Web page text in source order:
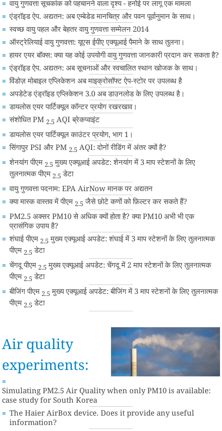
वायु गुणवत्ता सूचकांक को पहचानने वाला दृश्य - हनोई पर लागू एक मामला
एंड्रॉइड ऐप. अद्यतन: अब एम्बेडेड मानचित्र और पवन पूर्वानुमान के साथ।
स्वच्छ वायु पहल और बेहतर वायु गुणवत्ता सम्मेलन 2014
ऑस्ट्रेलियाई वायु गुणवत्ता: यूएस ईपीए एक्यूआई पैमाने के साथ तुलना।
हायर एयर बॉक्स: क्या यह कोई उपयोगी वायु गुणवत्ता जानकारी प्रदान कर सकता है?
एंड्रॉइड ऐप. अद्यतन: अब सूचनाओं और स्वचालित स्थान खोजक के साथ।
विंडोज़ मोबाइल एप्लिकेशन अब माइक्रोसॉफ्ट ऐप-स्टोर पर उपलब्ध है
अपडेटेड एंड्रॉइड एप्लिकेशन 3.0 अब डाउनलोड के लिए उपलब्ध है।
डायलोस एयर पार्टिक्यूल कॉन्टर प्रयोग रखरखाव।
संशोधित PM 2.5 AQI ब्रेकप्वाइंट
डायलोस एयर पार्टिक्यूल काउंटर प्रयोग, भाग 1।
सिंगापुर PSI और PM 2.5 AQI: दोनों रीडिंग में अंतर क्यों है?
शेनयांग पीएम 2.5मुख्य एक्यूआई अपडेट: शेनयांग में 3 माप स्टेशनों के लिए
तुलनात्मक पीएम 2.5डेटा
वायु गुणवत्ता पदनाम: EPA AirNow मानक पर अद्यतन
क्या मास्क वास्तव में पीएम 2.5जैसे छोटे कणों को फ़िल्टर कर सकते हैं?
PM2.5 अक्सर PM10 से अधिक क्यों होता है? क्या PM10 अभी भी एक
प्रासंगिक उपाय है?
शंघाई पीएम 2.5मुख्य एक्यूआई अपडेट: शंघाई में 3 माप स्टेशनों के लिए तुलनात्मक
पीएम 2.5डेटा
चेंगदू पीएम 2.5मुख्य एक्यूआई अपडेट: चेंगदू में 2 माप स्टेशनों के लिए तुलनात्मक
पीएम 2.5डेटा
बीजिंग पीएम 2.5मुख्य एक्यूआई अपडेट: बीजिंग में 3 माप स्टेशनों के लिए तुलनात्मक
पीएम 2.5डेटा
Air quality
experiments:
Simulating PM2.5 Air Quality when only PM10 is available:
case study for South Korea
The Haier AirBox device. Does it provide any useful
information?